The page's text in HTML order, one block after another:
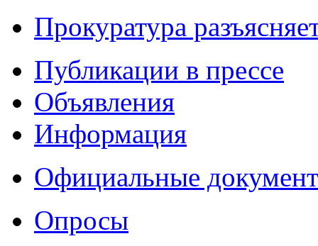
Прокуратура
Публикации в прессе
Объявления
Информация
Официальные
Опросы